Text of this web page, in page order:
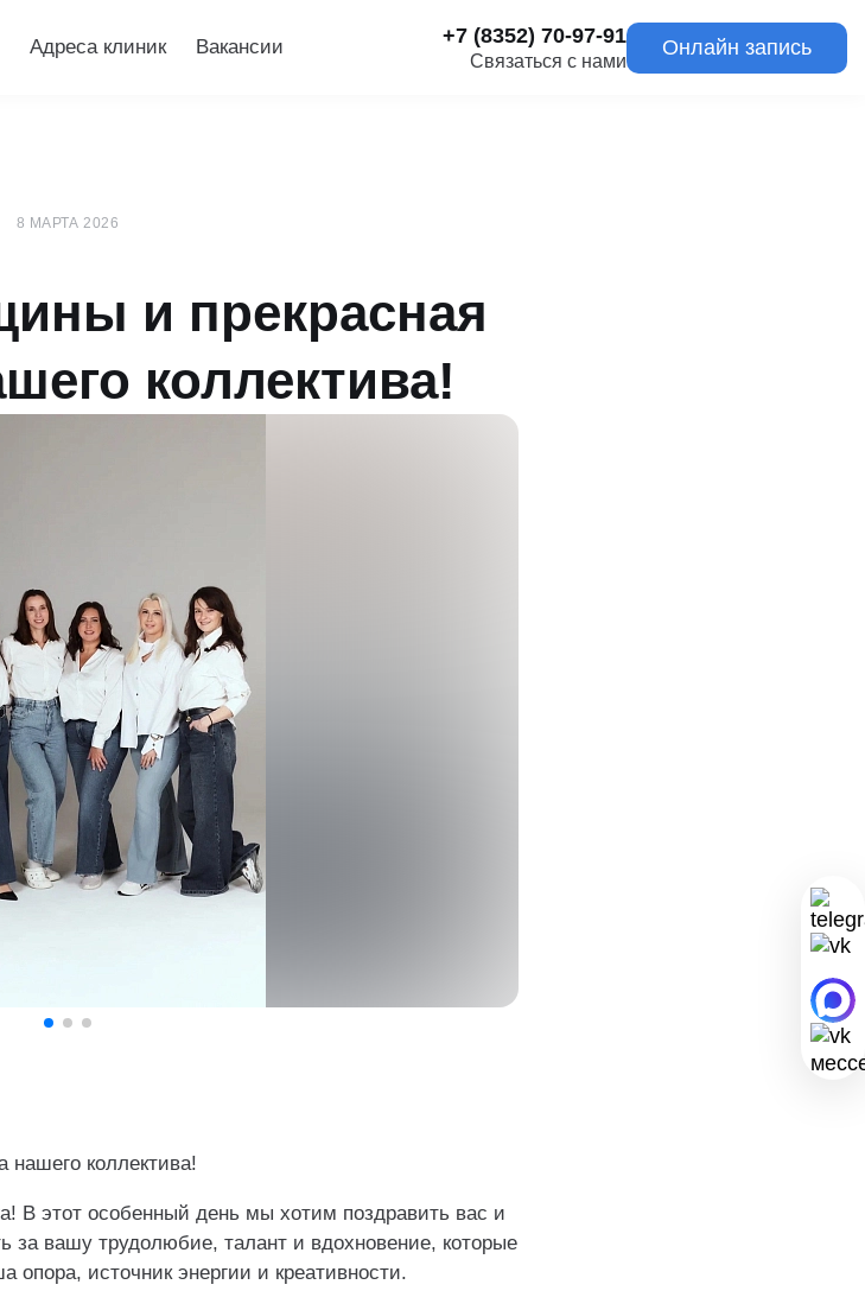
Адреса клиник Вакансии +7 (8352) 70-97-91
Связаться с нами
Онлайн запись
8 МАРТА 2026
и прекрасная
коллектива!
нашего коллектива!
этот особенный день мы хотим поздравить вас и
за вашу трудолюбие, талант и вдохновение, которые
источник энергии и креативности.